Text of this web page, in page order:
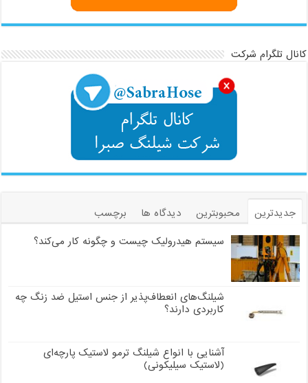
کانال تلگرام شرکت
جدیدترین محبوبترین دیدگاه ها
برچسب
سیستم هیدرولیک چیست و چگونه کار می‌کند؟
شیلنگ‌های انعطاف‌پذیر از جنس استیل ضد زنگ چه
کاربردی دارند؟
آشنایی با انواع شیلنگ ترمو لاستیک پارچه‌ای
(لاستیک سیلیکونی)